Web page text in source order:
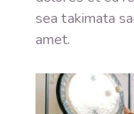
sea takimata
amet.